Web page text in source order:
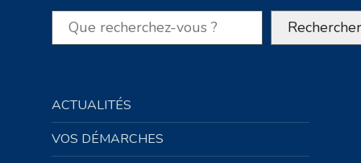
Rechercher Rechercher
ACTUALITÉS
VOS DÉMARCHES